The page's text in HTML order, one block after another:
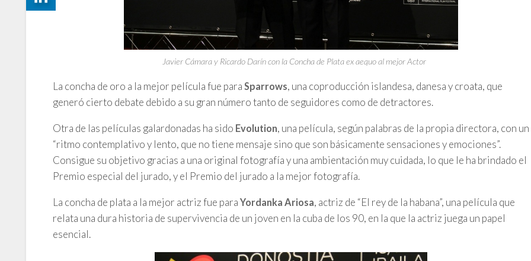
Javier Cámara y Ricardo Darín con la Concha de Plata ex aequo al mejor Actor
La concha de oro a la mejor película fue para Sparrows, una coproducción islandesa, danesa y croata, que
generó cierto debate debido a su gran número tanto de seguidores como de detractores.
Otra de las películas galardonadas ha sido Evolution, una película, según palabras de la propia directora, con un
“ritmo contemplativo y lento, que no tiene mensaje sino que son básicamente sensaciones y emociones”.
Consigue su objetivo gracias a una original fotografía y una ambientación muy cuidada, lo que le ha brindado el
Premio especial del jurado, y el Premio del jurado a la mejor fotografía.
La concha de plata a la mejor actriz fue para Yordanka Ariosa, actriz de “El rey de la habana”, una película que
relata una dura historia de supervivencia de un joven en la cuba de los 90, en la que la actriz juega un papel
esencial.